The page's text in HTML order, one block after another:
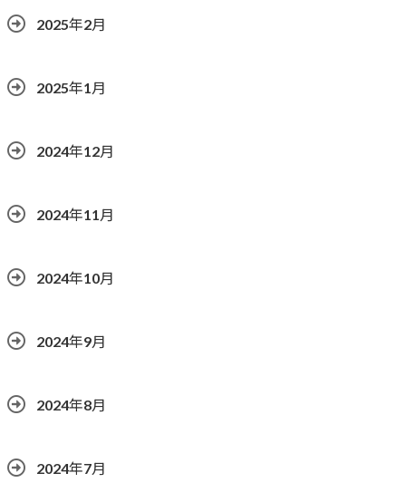
2025年2月
2025年1月
2024年12月
2024年11月
2024年10月
2024年9月
2024年8月
2024年7月